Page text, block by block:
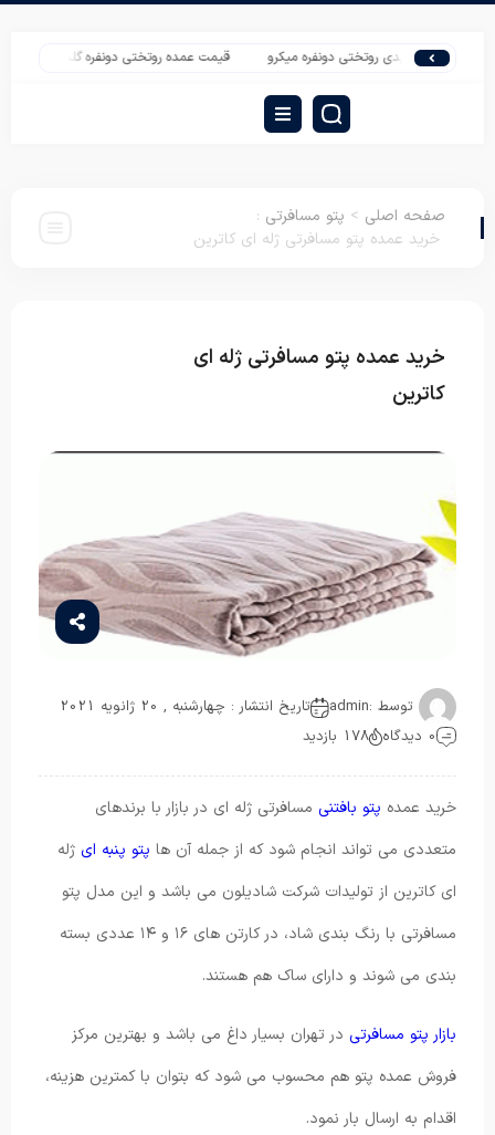
تولیدی روتختی دونفره میکرو قیمت عمده روتختی دونفره گلدار سه بعدی
صفحه اصلی > پتو مسافرتی :
خرید عمده پتو مسافرتی ژله ای کاترین
خرید عمده پتو مسافرتی ژله ای
کاترین
توسط :admin
تاریخ انتشار : چهارشنبه , 20 ژانویه 2021
0 دیدگاه
178 بازدید
خرید عمده پتو بافتنی مسافرتی ژله ای در بازار با برندهای
متعددی می تواند انجام شود که از جمله آن ها پتو پنبه ای ژله
ای کاترین از تولیدات شرکت شادیلون می باشد و این مدل پتو
مسافرتی با رنگ بندی شاد، در کارتن های ۱۶ و ۱۴ عددی بسته
بندی می شوند و دارای ساک هم هستند.
بازار پتو مسافرتی در تهران بسیار داغ می باشد و بهترین مرکز
فروش عمده پتو هم محسوب می شود که بتوان با کمترین هزینه،
اقدام به ارسال بار نمود.